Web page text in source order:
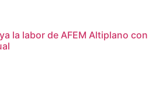
la labor de AFEM Altiplano con